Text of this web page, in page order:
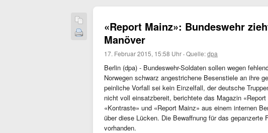
«Report Mainz»: Bundeswehr
Manöver
17. Februar 2015, 15:58 Uhr ·Quelle:dpa
Berlin (dpa) - Bundeswehr-Soldaten sollen wegen
Norwegen schwarz angestrichene Besenstiele an ihre
peinliche Vorfall sei kein Einzelfall, der deutsche
nicht voll einsatzbereit, berichtete das Magazin
«Kontraste» und «Report Mainz» aus einem internen
über diese Lücken. Die Bewaffnung für das
vorhanden.